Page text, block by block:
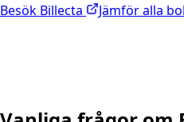
Besök Billecta Jämför alla